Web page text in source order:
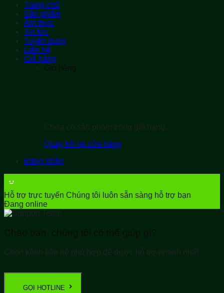
Trang chủ
Sản phẩm
Ẩm thực
Tin tức
Tuyển dụng
Liên hệ
Giỏ hàng
Giỏ hàng
Chưa có sản phẩm trong giỏ hàng.
Quay trở lại cửa hàng
Đăng nhập
Hỗ trợ trực tuyến Chúng tôi luôn sẵn sàng hỗ trợ bạn
Đang online
Chào bạn, chúng tôi có thể giúp gì?
Chọn kênh liên hệ phù hợp để được hỗ trợ nhanh nhất
GỌI HOTLINE